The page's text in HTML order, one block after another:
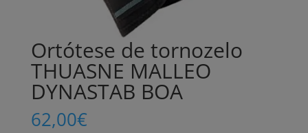
Ortótese de tornozelo
THUASNE MALLEO
DYNASTAB BOA
62,00€